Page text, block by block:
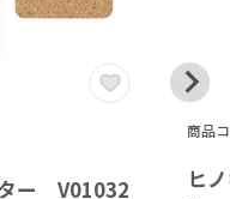
ー V01032
商品
ヒ